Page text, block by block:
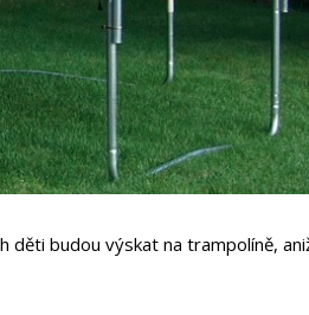
budou výskat na trampolíně,